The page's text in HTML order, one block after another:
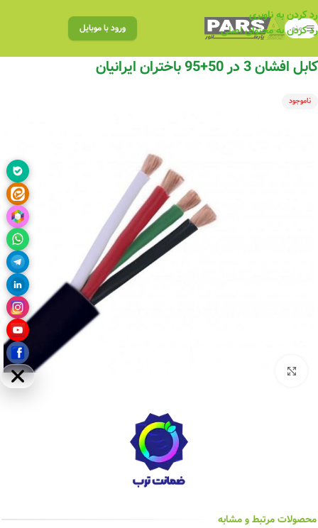
رد کردن به ناوبری
رد کردن به محتوای اصلی
منو ورود با موبایل
کابل افشان 3 در 50+95 باختران ایرانیان
ناموجود
محصولات مرتبط و مشابه